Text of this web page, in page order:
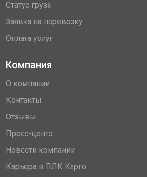
Статус груза
Заявка на перевозку
Оплата услуг
Компания
О компании
Контакты
Отзывы
Пресс-центр
Новости компании
Карьера в ПЛК Карго